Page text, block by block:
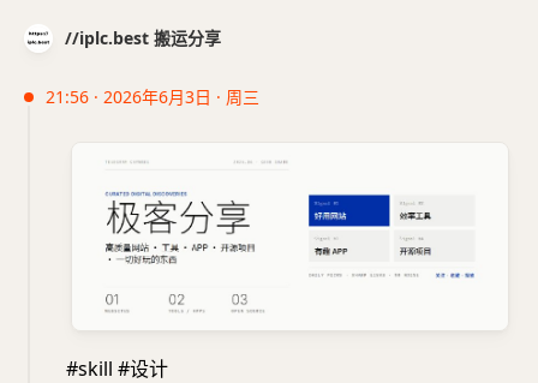
//iplc.best 搬运分享
21:56 · 2026年6月3日 · 周三
#skill #设计